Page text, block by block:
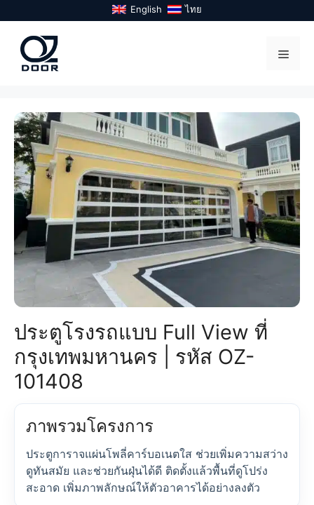
to
content
English ไทย
ประตูโรงรถแบบ Full View ที่
กรุงเทพมหานคร | รหัส OZ-
101408
ภาพรวมโครงการ
ประตูการาจแผ่นโพลี่คาร์บอเนตใส ช่วยเพิ่มความสว่าง
ดูทันสมัย และช่วยกันฝุ่นได้ดี ติดตั้งแล้วพื้นที่ดูโปร่ง
สะอาด เพิ่มภาพลักษณ์ให้ตัวอาคารได้อย่างลงตัว